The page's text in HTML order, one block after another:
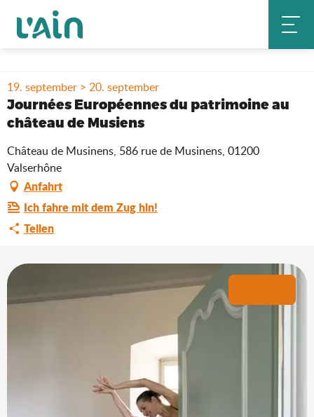
contenu
Startseite
Agenda & Neuheiten
Journées Européennes du patrimoine au château de Musiens
19. september > 20. september
Journées Européennes du patrimoine au
château de Musiens
Château de Musinens, 586 rue de Musinens, 01200
Valserhône
Anfahrt
Ich fahre mit dem Zug hin!
Teilen